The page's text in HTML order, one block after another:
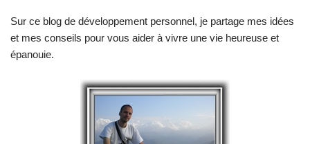
Sur ce blog de développement personnel, je partage mes idées
et mes conseils pour vous aider à vivre une vie heureuse et
épanouie.